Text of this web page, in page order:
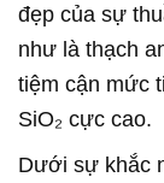
đẹp của sự
như là thạch
tiệm cận mức
SiO₂ cực cao.
Dưới sự khắc